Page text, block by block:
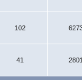
102
41 2801